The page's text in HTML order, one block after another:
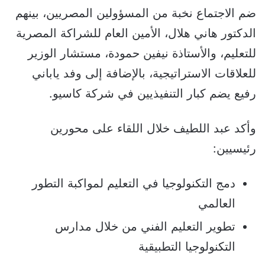
ضم الاجتماع نخبة من المسؤولين المصريين، بينهم
الدكتور هاني هلال، الأمين العام للشراكة المصرية
للتعليم، والأستاذة نيفين حمودة، مستشار الوزير
للعلاقات الاستراتيجية، بالإضافة إلى وفد ياباني
رفيع يضم كبار التنفيذيين في شركة كاسيو.
وأكد عبد اللطيف خلال اللقاء على محورين
رئيسيين:
دمج التكنولوجيا في التعليم لمواكبة التطور
العالمي
تطوير التعليم الفني من خلال مدارس
التكنولوجيا التطبيقية